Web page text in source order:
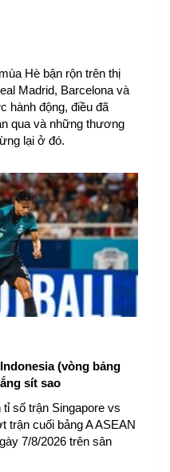
Hè bận rộn trên thị
Madrid, Barcelona và
hành động, điều đã
qua và những thương
lại ở đó.
(vòng bảng
sít sao
số trận Singapore vs
trận cuối bảng A ASEAN
7/8/2026 trên sân